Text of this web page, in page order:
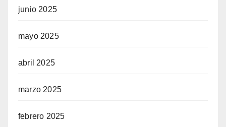
junio 2025
mayo 2025
abril 2025
marzo 2025
febrero 2025